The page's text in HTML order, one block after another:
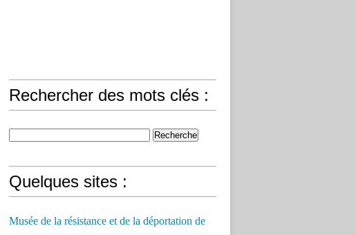
Rechercher des mots clés :
Quelques sites :
Musée de la résistance et de la déportation de